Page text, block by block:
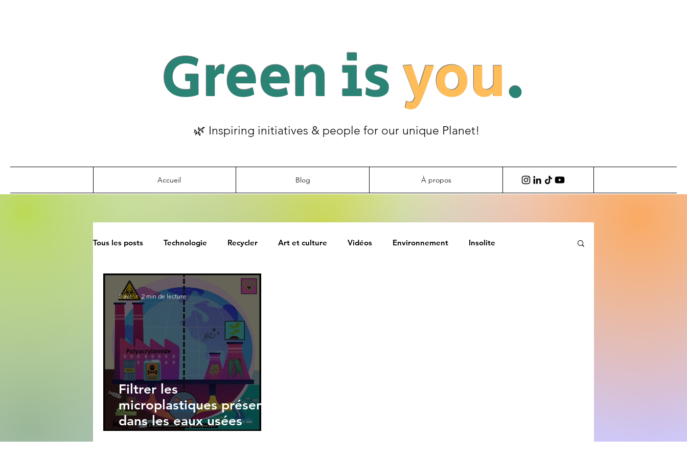
Green isyou.
🌿 Inspiring initiatives & people for our unique Planet!
Accueil Blog À propos
Tous les posts Technologie Recycler Art et culture Vidéos Environnement Insolite
Filtrer les
microplastiques présents
dans les eaux usées
2 avr. 2 min de lecture